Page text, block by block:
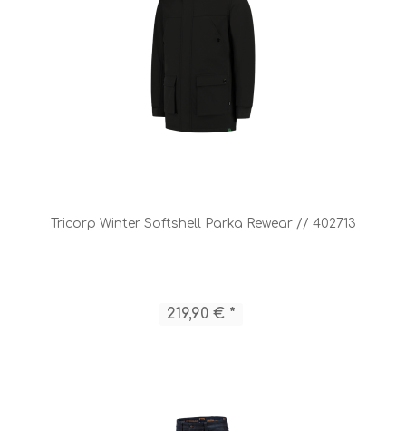
Tricorp Winter Softshell Parka Rewear // 402713
219,90 € *